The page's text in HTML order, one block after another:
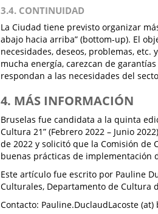
3.4. CONTINUIDAD
La Ciudad tiene previsto organizar
abajo hacia arriba” (bottom-up). El
necesidades, deseos, problemas,
mucha energía, carezcan de
respondan a las necesidades del
4. MÁS INFORMACIÓN
Bruselas fue candidata a la quinta
Cultura 21” (Febrero 2022 – Junio
de 2022 y solicitó que la Comisión de
buenas prácticas de implementación
Este artículo fue escrito por Pauline
Culturales, Departamento de Cultura
Contacto: Pauline.DuclaudLacoste